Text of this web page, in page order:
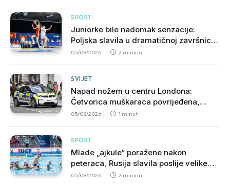
SPORT
Juniorke bile nadomak senzacije:
Poljska slavila u dramatičnoj završnici,
slijedi borba za opstanak u A diviziji
05/08/2026 2 minuta
SVIJET
Napad nožem u centru Londona:
Četvorica muškaraca povrijeđena,
uhapšena žena
05/08/2026 1 minut
SPORT
Mlade „ajkule“ poražene nakon
peteraca, Rusija slavila poslije velike
borbe
05/08/2026 2 minuta